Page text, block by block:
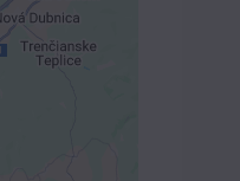
druhom